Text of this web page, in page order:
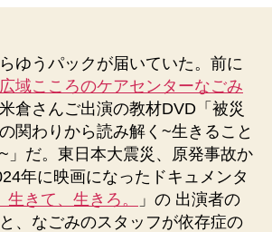
ロ
ゆうパックが届いていた。前に
域こころのケアセンターなごみ
倉さんご出演の教材DVD「被災
関わりから読み解く~生きること
」だ。東日本大震災、原発事故か
年に映画になったドキュメンタ
生きて、生きろ。
」の 出演者の
、なごみのスタッフが依存症の